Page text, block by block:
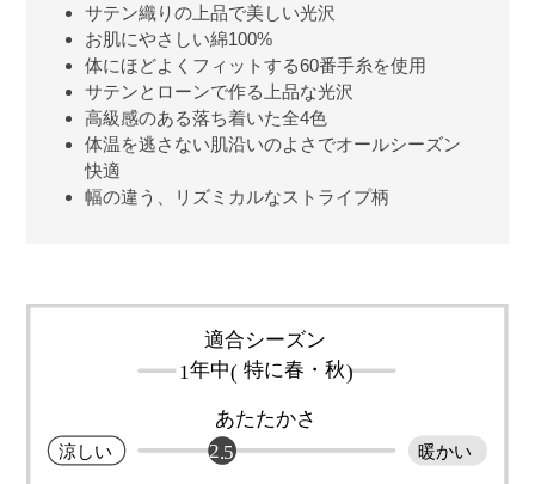
サテン織りの上品で美しい光沢
お肌にやさしい綿100%
体にほどよくフィットする60番手糸を使用
サテンとローンで作る上品な光沢
高級感のある落ち着いた全4色
体温を逃さない肌沿いのよさでオールシーズン
快適
幅の違う、リズミカルなストライプ柄